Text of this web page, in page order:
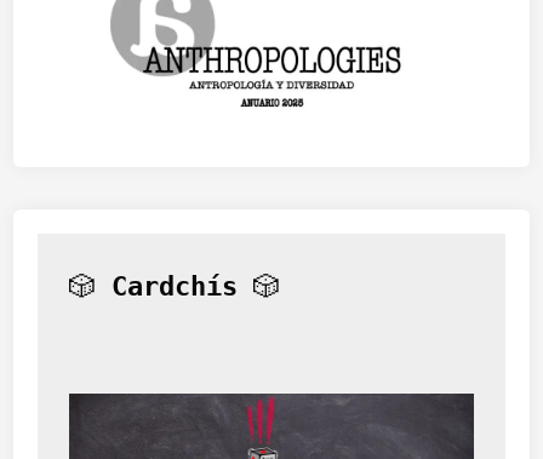
🎲 Cardchís 🎲